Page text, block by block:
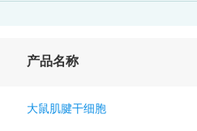
产品名称
大鼠肌腱干细胞